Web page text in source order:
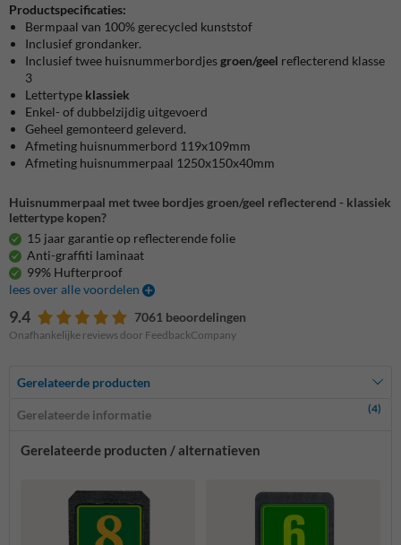
Productspecificaties:
Bermpaal van 100% gerecycled kunststof
Inclusief grondanker.
Inclusief twee huisnummerbordjesgroen/geel reflecterend klasse
3
Lettertype klassiek
Enkel- of dubbelzijdig uitgevoerd
Geheel gemonteerd geleverd.
Afmeting huisnummerbord 119x109mm
Afmeting huisnummerpaal 1250x150x40mm
Huisnummerpaal met twee bordjes groen/geel reflecterend - klassiek
lettertype kopen?
15 jaar garantie op reflecterende folie
Anti-graffiti laminaat
99% Hufterproof
lees over alle voordelen
9.4 7061 beoordelingen
Onafhankelijke reviews door FeedbackCompany
Gerelateerde producten
Gerelateerde informatie (4)
Gerelateerde producten / alternatieven